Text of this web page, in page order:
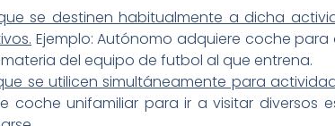
se destinen habitualmente a dicha
Ejemplo: Autónomo adquiere coche
del equipo de futbol al que entrena.
se utilicen simultáneamente para
coche unifamiliar para ir a visitar diversos